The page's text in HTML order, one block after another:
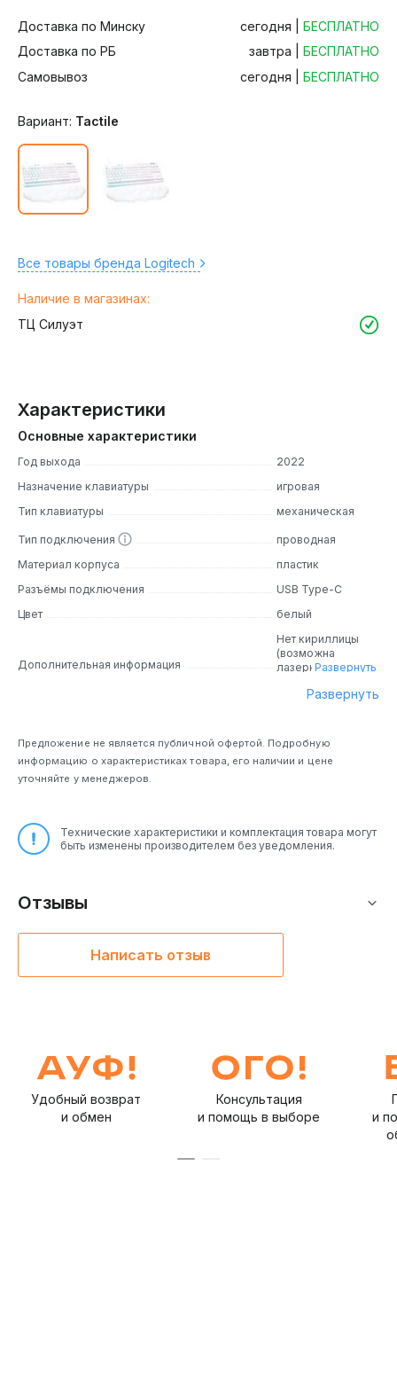
Доставка по Минску сегодня | БЕСПЛАТНО
Доставка по РБ
завтра |
БЕСПЛАТНО
Самовывоз
сегодня | БЕСПЛАТНО
Вариант: Tactile
Все товары бренда Logitech
Наличие в магазинах:
ТЦ Силуэт
Характеристики
Основные характеристики
Год выхода
2022
Назначение клавиатуры
игровая
Тип клавиатуры
механическая
Тип подключения
проводная
Материал корпуса
пластик
Разъёмы подключения
USB Type-C
Цвет
белый
Дополнительная информация
Нет кириллицы
(возможна
лазерная
Совместима с ОС
Развернуть
Развернуть
Предложение не является публичной офертой. Подробную
информацию о характеристиках товара, его наличии и цене
уточняйте у менеджеров.
Технические характеристики и комплектация товара могут
быть изменены производителем без уведомления.
Отзывы
Написать отзыв
Удобный возврат
и обмен
Консультация
и помощь в выборе
и